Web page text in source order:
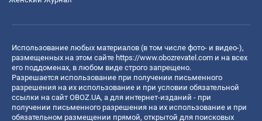
Использование любых материалов (в том числе фото- и видео-),
размещенных на этом сайте https://www.obozrevatel.com и на всех
его поддоменах, в любом виде строго запрещено.
Разрешается использование при получении письменного
разрешения на их использование и при условии обязательной
ссылки на сайт OBOZ.UA, а для интернет-изданий - при
получении письменного разрешения на их использование и при
обязательном размещении прямой, открытой для поисковых